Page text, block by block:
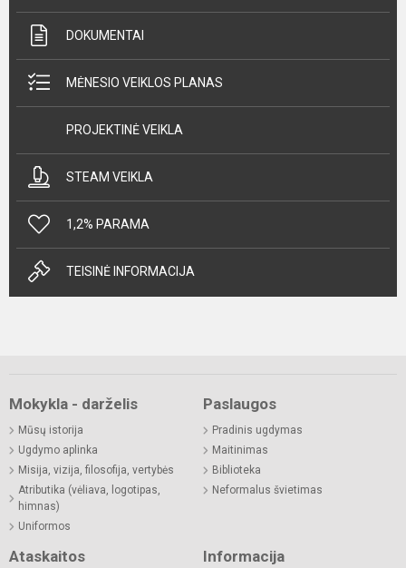
DOKUMENTAI
MĖNESIO VEIKLOS PLANAS
PROJEKTINĖ VEIKLA
STEAM VEIKLA
1,2% PARAMA
TEISINĖ INFORMACIJA
Mokykla - darželis
Mūsų istorija
Ugdymo aplinka
Misija, vizija, filosofija, vertybės
Atributika (vėliava, logotipas,
himnas)
Uniformos
Paslaugos
Pradinis ugdymas
Maitinimas
Biblioteka
Neformalus švietimas
Ataskaitos Informacija